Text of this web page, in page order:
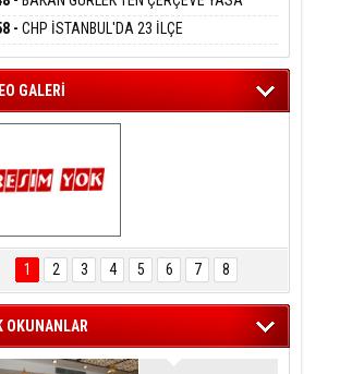
ÇİZGİMİZ ŞEHİT AİLELERİ
HASSASİYETİDİR''
- CHP İSTANBUL'DA 23 İLÇE
ATAMALAR GERÇEKLEŞTİ
GALERİ
ENGELSİZ
FESTİVALİ
KONSERİ
MEST
1 2 3 4 5 6 7 8
OKUNANLAR